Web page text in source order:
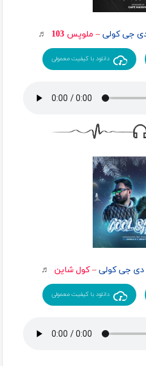
جی کولی – ملوپس 103 ♬
دانلود با کیفیت معمولی
جی کولی –کول شاین ♬
دانلود با کیفیت معمولی